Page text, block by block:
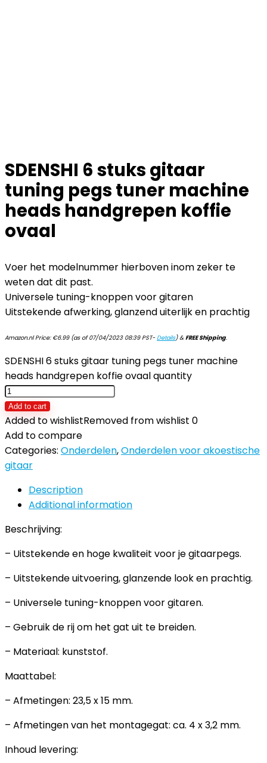
SDENSHI 6 stuks gitaar
tuning pegs tuner machine
heads handgrepen koffie
ovaal
Voer het modelnummer hierboven inom zeker te
weten dat dit past.
Universele tuning-knoppen voor gitaren
Uitstekende afwerking, glanzend uiterlijk en prachtig
Amazon.nl Price: €6.99(as of 07/04/2023 08:39 PST-Details)&FREE Shipping.
SDENSHI 6 stuks gitaar tuning pegs tuner machine
heads handgrepen koffie ovaal quantity
Add to cart
Added to wishlistRemoved from wishlist 0
Add to compare
Categories: Onderdelen,Onderdelen voor akoestische
gitaar
Description
Additional information
Beschrijving:
– Uitstekende en hoge kwaliteit voor je gitaarpegs.
– Uitstekende uitvoering, glanzende look en prachtig.
– Universele tuning-knoppen voor gitaren.
– Gebruik de rij om het gat uit te breiden.
– Materiaal: kunststof.
Maattabel:
– Afmetingen: 23,5 x 15 mm.
– Afmetingen van het montagegat: ca. 4 x 3,2 mm.
Inhoud levering: